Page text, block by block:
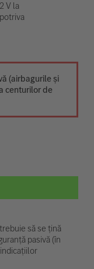
V la
(airbagurile și
centurilor de
să se țină
pasivă (în